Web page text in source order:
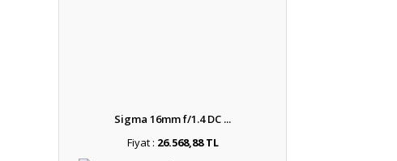
Sigma 16mm f/1.4 DC ...
Fiyat : 26.568,88 TL